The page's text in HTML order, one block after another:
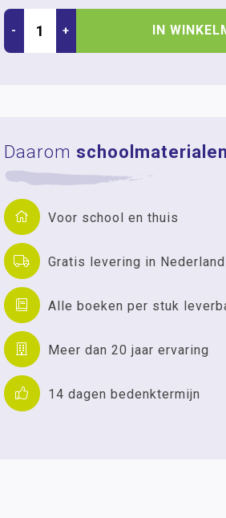
- + IN
Daarom
Voor school en thuis
Gratis levering in
Alle boeken per stuk
Meer dan 20 jaar ervaring
14 dagen bedenktermijn